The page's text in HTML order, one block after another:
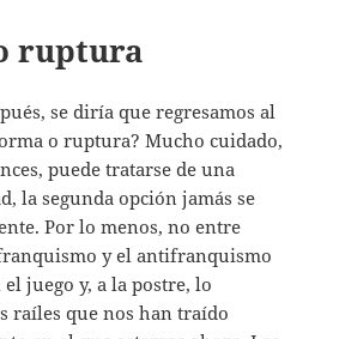
ruptura
se diría que regresamos al
o ruptura? Mucho cuidado,
puede tratarse de una
la segunda opción jamás se
Por lo menos, no entre
y el antifranquismo
juego y, a la postre, lo
raíles que nos han traído